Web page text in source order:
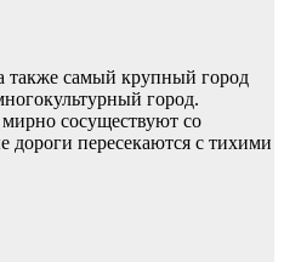
также самый крупный город
город.
сосуществуют со
пересекаются с тихими